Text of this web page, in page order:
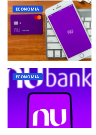
ECONOMIA
ECONOMIA